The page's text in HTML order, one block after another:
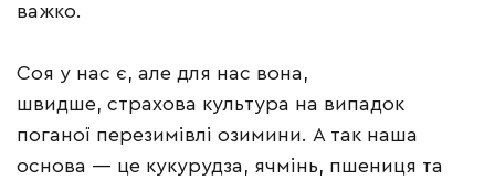
важко.
Соя у нас є, але для нас вона,
швидше, страхова культура на випадок
поганої перезимівлі озимини. А так наша
основа — це кукурудза, ячмінь, пшениця та